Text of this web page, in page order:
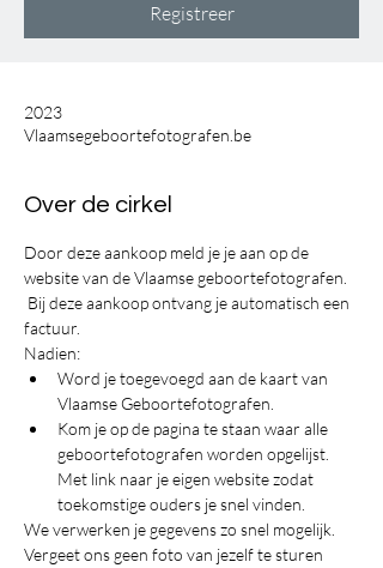
Registreer
2023
Vlaamsegeboortefotografen.be
Over de cirkel
Door deze aankoop meld je je aan op de
website van de Vlaamse geboortefotografen.
Bij deze aankoop ontvang je automatisch een
factuur.
Nadien:
Word je toegevoegd aan de kaart van
Vlaamse Geboortefotografen.
Kom je op de pagina te staan waar alle
geboortefotografen worden opgelijst.
Met link naar je eigen website zodat
toekomstige ouders je snel vinden.
We verwerken je gegevens zo snel mogelijk.
Vergeet ons geen foto van jezelf te sturen